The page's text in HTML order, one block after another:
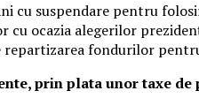
cu suspendare pentru
ocazia alegerilor
fondurilor
prin plata unor taxe de